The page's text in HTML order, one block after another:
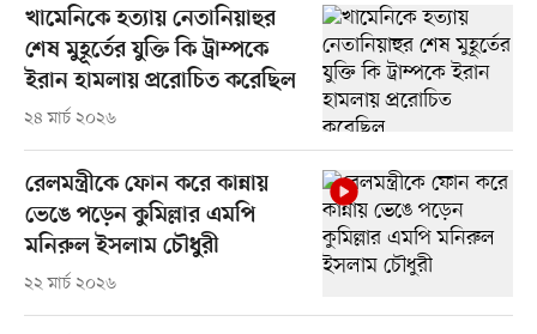
খামেনিকে হত্যায় নেতানিয়াহুর
শেষ মুহূর্তের যুক্তি কি ট্রাম্পকে
ইরান হামলায় প্ররোচিত করেছিল
২৪ মার্চ ২০২৬
রেলমন্ত্রীকে ফোন করে কান্নায়
ভেঙে পড়েন কুমিল্লার এমপি
মনিরুল ইসলাম চৌধুরী
২২ মার্চ ২০২৬